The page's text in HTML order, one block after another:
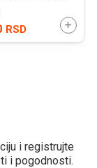
RSD
i registrujte
i pogodnosti.